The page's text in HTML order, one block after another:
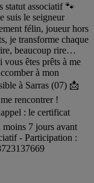
statut associatif 🐾
suis le seigneur
félin, joueur hors
je transforme chaque
beaucoup rire…
vous êtes prêts à me
à mon
à Sarras (07) 📩
rencontrer !
: le certificat
moins 7 jours avant
- Participation :